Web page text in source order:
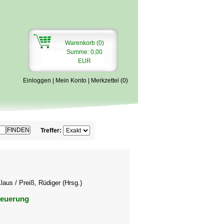
Warenkorb (0)
Summe: 0,00
EUR
Einloggen Mein Konto Merkzettel (0)
Treffer:
/ Preiß, Rüdiger (Hrsg.)